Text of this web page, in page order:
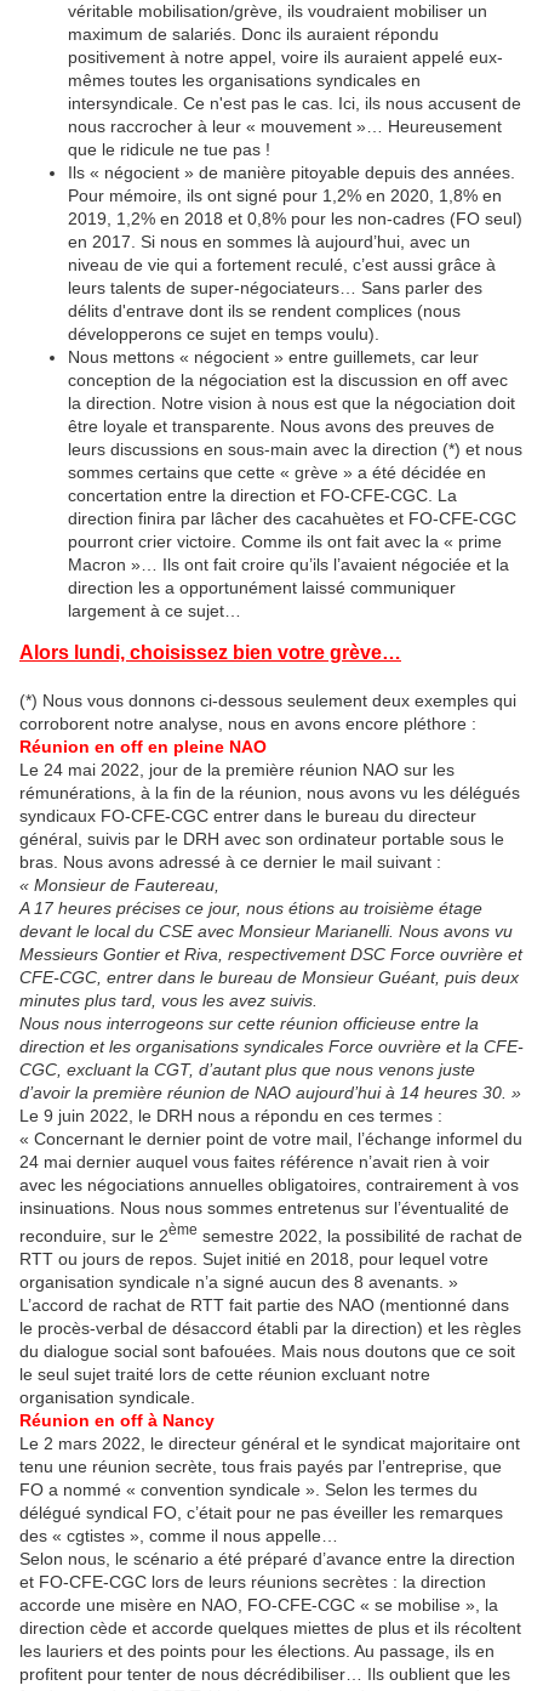
véritable mobilisation/grève, ils voudraient mobiliser un
maximum de salariés. Donc ils auraient répondu
positivement à notre appel, voire ils auraient appelé eux-
mêmes toutes les organisations syndicales en
intersyndicale. Ce n'est pas le cas. Ici, ils nous accusent de
nous raccrocher à leur « mouvement »… Heureusement
que le ridicule ne tue pas !
Ils « négocient » de manière pitoyable depuis des années.
Pour mémoire, ils ont signé pour 1,2% en 2020, 1,8% en
2019, 1,2% en 2018 et 0,8% pour les non-cadres (FO seul)
en 2017. Si nous en sommes là aujourd’hui, avec un
niveau de vie qui a fortement reculé, c’est aussi grâce à
leurs talents de super-négociateurs… Sans parler des
délits d'entrave dont ils se rendent complices (nous
développerons ce sujet en temps voulu).
Nous mettons « négocient » entre guillemets, car leur
conception de la négociation est la discussion en off avec
la direction. Notre vision à nous est que la négociation doit
être loyale et transparente. Nous avons des preuves de
leurs discussions en sous-main avec la direction (*) et nous
sommes certains que cette « grève » a été décidée en
concertation entre la direction et FO-CFE-CGC. La
direction finira par lâcher des cacahuètes et FO-CFE-CGC
pourront crier victoire. Comme ils ont fait avec la « prime
Macron »… Ils ont fait croire qu’ils l’avaient négociée et la
direction les a opportunément laissé communiquer
largement à ce sujet…
Alors lundi, choisissez bien votre grève…
(*) Nous vous donnons ci-dessous seulement deux exemples qui
corroborent notre analyse, nous en avons encore pléthore :
Réunion en off en pleine NAO
Le 24 mai 2022, jour de la première réunion NAO sur les
rémunérations, à la fin de la réunion, nous avons vu les délégués
syndicaux FO-CFE-CGC entrer dans le bureau du directeur
général, suivis par le DRH avec son ordinateur portable sous le
bras. Nous avons adressé à ce dernier le mail suivant :
« Monsieur de Fautereau,
A 17 heures précises ce jour, nous étions au troisième étage
devant le local du CSE avec Monsieur Marianelli. Nous avons vu
Messieurs Gontier et Riva, respectivement DSC Force ouvrière et
CFE-CGC, entrer dans le bureau de Monsieur Guéant, puis deux
minutes plus tard, vous les avez suivis.
Nous nous interrogeons sur cette réunion officieuse entre la
direction et les organisations syndicales Force ouvrière et la CFE-
CGC, excluant la CGT, d’autant plus que nous venons juste
d’avoir la première réunion de NAO aujourd’hui à 14 heures 30. »
Le 9 juin 2022, le DRH nous a répondu en ces termes :
« Concernant le dernier point de votre mail, l’échange informel du
24 mai dernier auquel vous faites référence n’avait rien à voir
avec les négociations annuelles obligatoires, contrairement à vos
insinuations. Nous nous sommes entretenus sur l’éventualité de
reconduire, sur le 2ème semestre 2022, la possibilité de rachat de
RTT ou jours de repos. Sujet initié en 2018, pour lequel votre
organisation syndicale n’a signé aucun des 8 avenants. »
L’accord de rachat de RTT fait partie des NAO (mentionné dans
le procès-verbal de désaccord établi par la direction) et les règles
du dialogue social sont bafouées. Mais nous doutons que ce soit
le seul sujet traité lors de cette réunion excluant notre
organisation syndicale.
Réunion en off à Nancy
Le 2 mars 2022, le directeur général et le syndicat majoritaire ont
tenu une réunion secrète, tous frais payés par l’entreprise, que
FO a nommé « convention syndicale ». Selon les termes du
délégué syndical FO, c’était pour ne pas éveiller les remarques
des « cgtistes », comme il nous appelle…
Selon nous, le scénario a été préparé d’avance entre la direction
et FO-CFE-CGC lors de leurs réunions secrètes : la direction
accorde une misère en NAO, FO-CFE-CGC « se mobilise », la
direction cède et accorde quelques miettes de plus et ils récoltent
les lauriers et des points pour les élections. Au passage, ils en
profitent pour tenter de nous décrédibiliser… Ils oublient que les